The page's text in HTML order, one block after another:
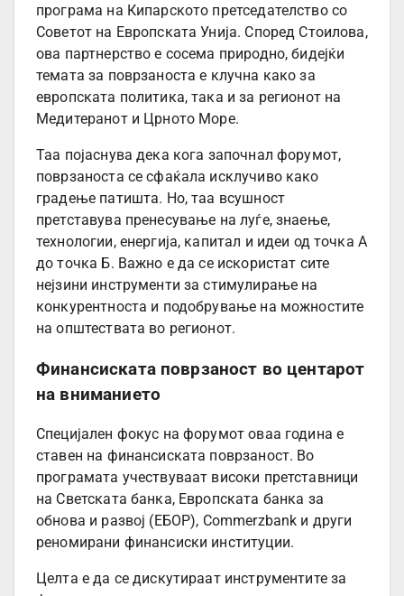
програма на Кипарското претседателство со
Советот на Европската Унија. Според Стоилова,
ова партнерство е сосема природно, бидејќи
темата за поврзаноста е клучна како за
европската политика, така и за регионот на
Медитеранот и Црното Море.
Таа појаснува дека кога започнал форумот,
поврзаноста се сфаќала исклучиво како
градење патишта. Но, таа всушност
претставува пренесување на луѓе, знаење,
технологии, енергија, капитал и идеи од точка А
до точка Б. Важно е да се искористат сите
нејзини инструменти за стимулирање на
конкурентноста и подобрување на можностите
на општествата во регионот.
Финансиската поврзаност во центарот
на вниманието
Специјален фокус на форумот оваа година е
ставен на финансиската поврзаност. Во
програмата учествуваат високи претставници
на Светската банка, Европската банка за
обнова и развој (ЕБОР), Commerzbank и други
реномирани финансиски институции.
Целта е да се дискутираат инструментите за